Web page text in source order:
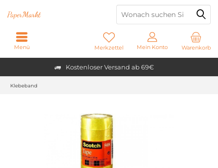
Kostenloser Versand ab 69€
PaperMarkt
Warenkorb
Merkzettel Mein Konto
Menü
Klebeband